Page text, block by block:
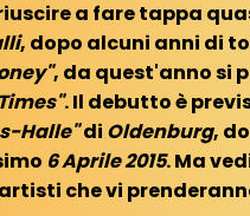
a fare tappa
, dopo alcuni anni di
, da quest'anno si
. Il debutto è
Halle"di Oldenburg,
6 Aprile 2015. Ma
che vi